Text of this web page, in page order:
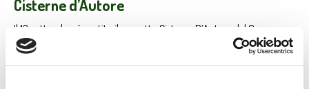
Cisterne d’Autore
Il 18 settembre è partito il progetto Cisterne D’Autore del Gruppo
Salov che vede l’artista di fama mondiale Giulio “Rosk” Gebbia